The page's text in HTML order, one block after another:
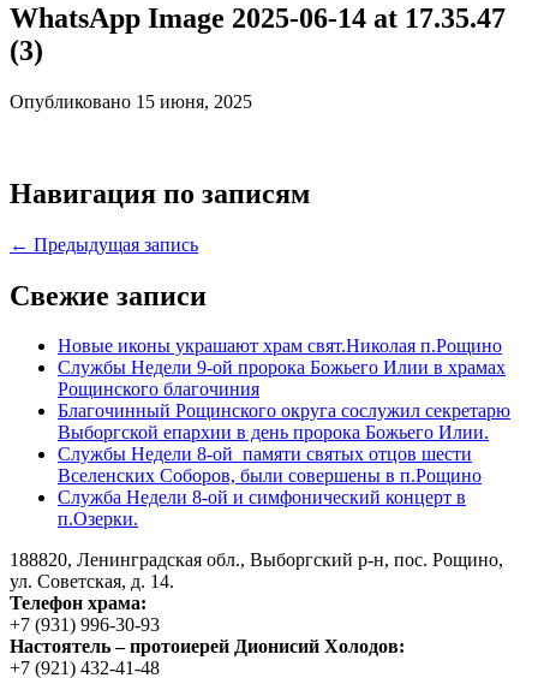
WhatsApp Image 2025-06-14 at 17.35.47
(3)
Опубликовано 15 июня, 2025
Навигация по записям
← Предыдущая запись
Свежие записи
Новые иконы украшают храм свят.Николая п.Рощино
Службы Недели 9-ой пророка Божьего Илии в храмах
Рощинского благочиния
Благочинный Рощинского округа сослужил секретарю
Выборгской епархии в день пророка Божьего Илии.
Службы Недели 8-ой памяти святых отцов шести
Вселенских Соборов, были совершены в п.Рощино
Служба Недели 8-ой и симфонический концерт в
п.Озерки.
188820, Ленинградская обл., Выборгский р-н, пос. Рощино,
ул. Советская, д. 14.
Телефон храма:
+7 (931) 996-30-93
Настоятель – протоиерей Дионисий Холодов:
+7 (921) 432-41-48